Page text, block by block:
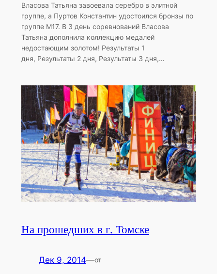
Власова Татьяна завоевала серебро в элитной
группе, а Пуртов Константин удостоился бронзы по
группе М17. В 3 день соревнований Власова
Татьяна дополнила коллекцию медалей
недостающим золотом! Результаты 1
дня, Результаты 2 дня, Результаты 3 дня,…
На прошедших в г. Томске
Дек 9, 2014—от